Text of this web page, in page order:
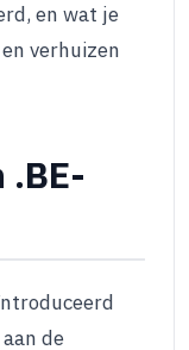
en wat je
verhuizen
.BE-
de